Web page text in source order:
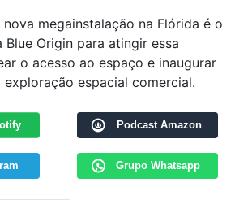
megainstalação na Flórida é o
Origin para atingir essa
o acesso ao espaço e inaugurar
exploração espacial comercial.
Podcast Amazon
Grupo Whatsapp